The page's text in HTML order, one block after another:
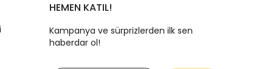
HEMEN KATIL!
Kampanya ve sürprizlerden ilk sen
haberdar ol!